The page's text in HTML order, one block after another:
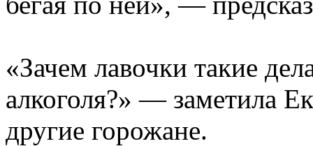
«Зачем лавочки такие
алкоголя?» — заметила
другие горожане.